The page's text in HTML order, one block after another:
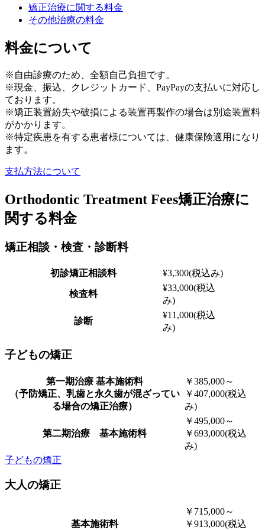
矯正治療に関する料金
その他治療の料金
料金について
※自由診療のため、全額自己負担です。
※現金、振込、クレジットカード、PayPayの支払いに対応し
ております。
※矯正装置紛失や破損による装置再製作の場合は別途装置料
がかかります。
※特定疾患を有する患者様については、健康保険適用になり
ます。
支払方法について
Orthodontic Treatment Fees矯正治療に
関する料金
矯正相談・検査・診断料
初診矯正相談料 ¥3,300(税込み)
検査料
¥33,000(税込
み)
診断
¥11,000(税込
み)
子どもの矯正
第一期治療 基本施術料
（予防矯正、乳歯と永久歯が混ざってい
る場合の矯正治療）
￥385,000～
￥407,000(税込
み)
第二期治療 基本施術料
￥495,000～
￥693,000(税込
み)
子どもの矯正
大人の矯正
基本施術料
￥715,000～
￥913,000(税込